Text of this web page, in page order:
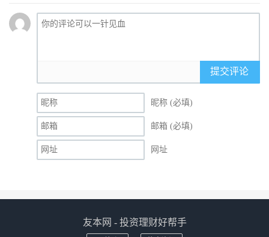
提交评论
昵称 (必填)
邮箱 (必填)
网址
友本网 - 投资理财好帮手